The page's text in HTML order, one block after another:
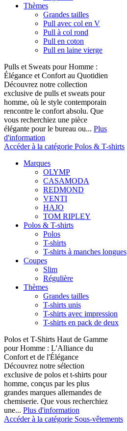
Thèmes
Grandes tailles
Pull avec col en V
Pull à col rond
Pull en coton
Pull en laine vierge
Pulls et Sweats pour Homme :
Élégance et Confort au Quotidien
Découvrez notre collection
exclusive de pulls et sweats pour
homme, où le style contemporain
rencontre le confort absolu. Que
vous recherchiez une pièce
élégante pour le bureau ou... Plus
d'information
Accéder à la catégorie Polos & T-shirts
Marques
OLYMP
CASAMODA
REDMOND
VENTI
HAJO
TOM RIPLEY
Polos & T-shirts
Polos
T-shirts
T-shirts à manches longues
Coupes
Slim
Régulière
Thèmes
Grandes tailles
T-shirts unis
T-shirts avec impression
T-shirts en pack de deux
Polos et T-Shirts Haut de Gamme
pour Homme : L'Alliance du
Confort et de l'Élégance
Découvrez notre sélection
exclusive de polos et t-shirts pour
homme, conçus par les plus
grandes marques allemandes de
chemiserie. Que vous recherchiez
une... Plus d'information
Accéder à la catégorie Sous-vêtements